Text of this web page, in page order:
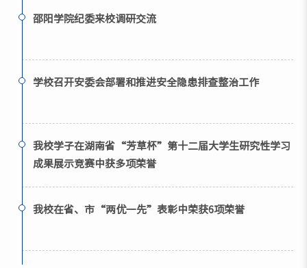
邵阳学院纪委来校调研交流
学校召开安委会部署和推进安全隐患排查整治工作
我校学子在湖南省“芳草杯”第十二届大学生研究性学习
成果展示竞赛中获多项荣誉
我校在省、市“两优一先”表彰中荣获6项荣誉